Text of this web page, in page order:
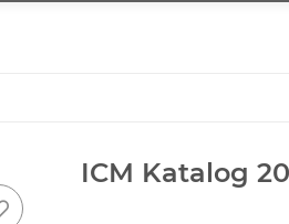
ICM Katalog